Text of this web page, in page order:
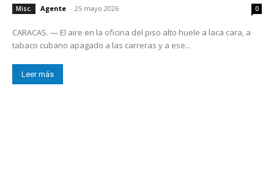
Misc. Agente - 25 mayo 2026 0
CARACAS. — El aire en la oficina del piso alto huele a laca cara, a
tabaco cubano apagado a las carreras y a ese...
Leer más